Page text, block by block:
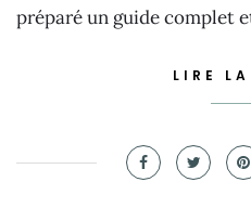
préparé un guide complet
LIRE